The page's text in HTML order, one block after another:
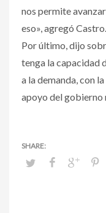
nos permite
eso», agregó Castro.
Por último, dijo
tenga la capacidad
a la demanda, con
apoyo del gobierno